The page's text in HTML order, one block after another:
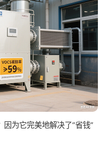
因为它完美地解决了“省钱”